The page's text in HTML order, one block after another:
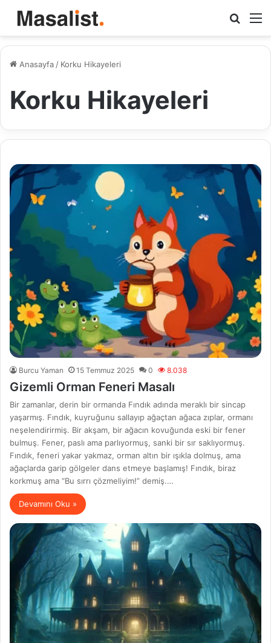
Arama
yap
Anasayfa / Korku Hikayeleri
Korku Hikayeleri
Burcu Yaman 15 Temmuz 2025 0 8.038
Gizemli Orman Feneri Masalı
Bir zamanlar, derin bir ormanda Fındık adında meraklı bir sincap
yaşarmış. Fındık, kuyruğunu sallayıp ağaçtan ağaca zıplar, ormanı
neşelendirirmiş. Bir akşam, bir ağacın kovuğunda eski bir fener
bulmuş. Fener, paslı ama parlıyormuş, sanki bir sır saklıyormuş.
Fındık, feneri yakar yakmaz, orman altın bir ışıkla dolmuş, ama
ağaçlarda garip gölgeler dans etmeye başlamış! Fındık, biraz
korkmuş ama “Bu sırrı çözmeliyim!” demiş.…
Devamını Oku »